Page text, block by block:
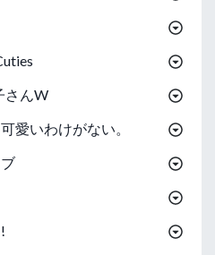
さんW
愛いわけがない。